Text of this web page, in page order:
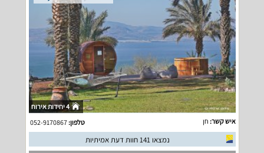
4 יחידות אירוח
איש קשר: חן טלפון:052-9170867
נמצאו 141 חוות דעת אמיתיות